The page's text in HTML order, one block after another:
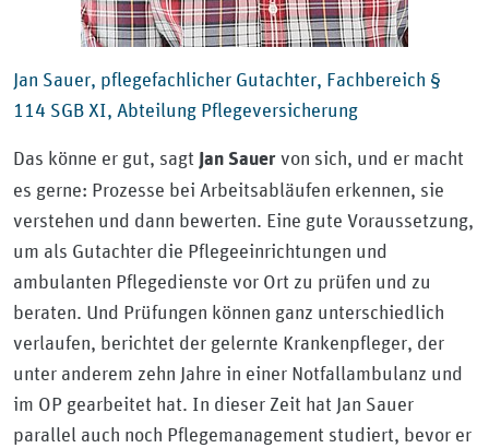
Jan Sauer, pflegefachlicher Gutachter, Fachbereich §
114 SGB XI, Abteilung Pflegeversicherung
Das könne er gut, sagt Jan Sauer von sich, und er macht
es gerne: Prozesse bei Arbeitsabläufen erkennen, sie
verstehen und dann bewerten. Eine gute Voraussetzung,
um als Gutachter die Pflegeeinrichtungen und
ambulanten Pflegedienste vor Ort zu prüfen und zu
beraten. Und Prüfungen können ganz unterschiedlich
verlaufen, berichtet der gelernte Krankenpfleger, der
unter anderem zehn Jahre in einer Notfallambulanz und
im OP gearbeitet hat. In dieser Zeit hat Jan Sauer
parallel auch noch Pflegemanagement studiert, bevor er